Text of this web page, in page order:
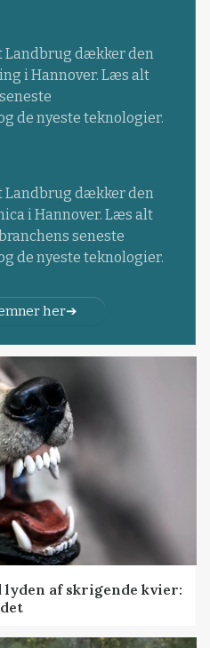
Landbrug dækker den
i Hannover. Læs alt
de nyeste teknologier.
Landbrug dækker den
i Hannover. Læs alt
seneste
de nyeste teknologier.
her
lyden af skrigende kvier: